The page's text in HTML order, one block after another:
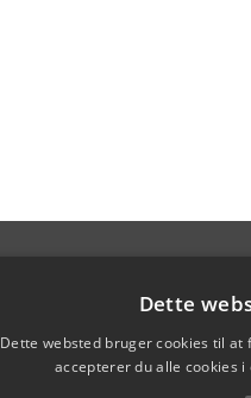
Dette
Dette websted bruger cookies til
accepterer du alle cookies